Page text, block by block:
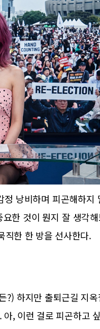
낭비하며 피곤해하지
한 것이 뭔지 잘 생각
직한 한 방을 선사한다.
하지만 출퇴근길 지
, 이런 걸로 피곤하고